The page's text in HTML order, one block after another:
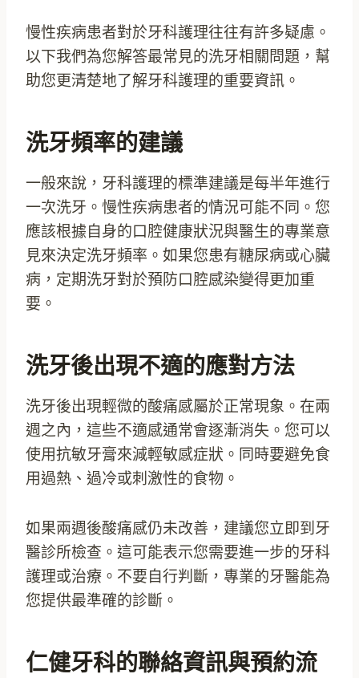
慢性疾病患者對於牙科護理往往有許多疑慮。
以下我們為您解答最常見的洗牙相關問題，幫
助您更清楚地了解牙科護理的重要資訊。
洗牙頻率的建議
一般來說，牙科護理的標準建議是每半年進行
一次洗牙。慢性疾病患者的情況可能不同。您
應該根據自身的口腔健康狀況與醫生的專業意
見來決定洗牙頻率。如果您患有糖尿病或心臟
病，定期洗牙對於預防口腔感染變得更加重
要。
洗牙後出現不適的應對方法
洗牙後出現輕微的酸痛感屬於正常現象。在兩
週之內，這些不適感通常會逐漸消失。您可以
使用抗敏牙膏來減輕敏感症狀。同時要避免食
用過熱、過冷或刺激性的食物。
如果兩週後酸痛感仍未改善，建議您立即到牙
醫診所檢查。這可能表示您需要進一步的牙科
護理或治療。不要自行判斷，專業的牙醫能為
您提供最準確的診斷。
仁健牙科的聯絡資訊與預約流